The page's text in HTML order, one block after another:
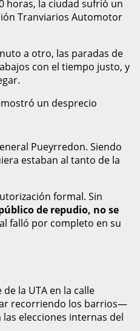
horas, la ciudad sufrió un
Tranviarios Automotor
a otro, las paradas de
con el tiempo justo, y
un desprecio
Pueyrredon. Siendo
estaban al tanto de la
formal. Sin
de repudio, no se
falló por completo en su
la UTA en la calle
recorriendo los barrios—
elecciones internas del